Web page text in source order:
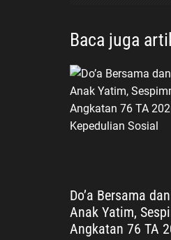
o
s
Baca juga
Do’a Bersama
Anak Yatim,
Angkatan 76 TA